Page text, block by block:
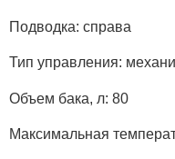
Подводка: справа
Тип управления:
Объем бака, л: 80
Максимальная